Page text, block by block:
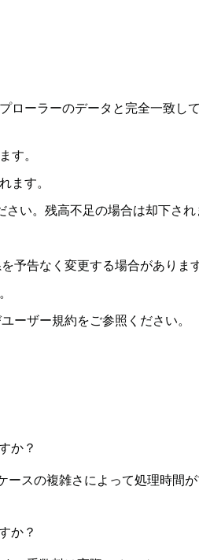
ローラーのデータと完全一致し
す。
ます。
い。残高不足の場合は却下され
予告なく変更する場合があります
ーザー規約をご参照ください。
か？
スの複雑さによって処理時間
か？